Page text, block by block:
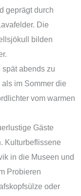
geprägt durch
Die
bilden
spät abends zu
im Sommer die
vom warmen
Gäste
Kulturbeflissene
in die Museen und
Probieren
oder